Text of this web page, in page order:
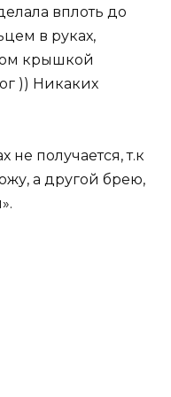
вплоть до
в руках,
крышкой
)) Никаких
не получается, т.к
а другой брею,